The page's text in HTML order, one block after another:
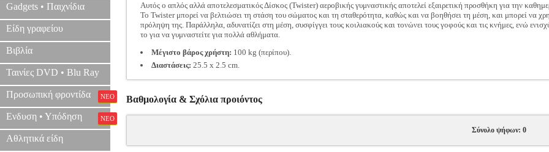
Gadgets • Παιχνίδια
Είδη γραφείου
Βιβλία
Ταινίες DVD • Blu Ray
Προσωπική φροντίδα ΝΕΟ
Ενδυση • Υπόδηση ΝΕΟ
Αθλητικά είδη
Αυτός ο απλός αλλά αποτελεσματικός Δίσκος (Twister) αεροβικής γυμναστικής αποτελεί εξαιρετική προσθήκη για την
Το Twister μπορεί να βελτιώσει τη στάση του σώματος και τη σταθερότητα, καθώς και να βοηθήσει τη μέση, και μπορεί να
πρόληψη της. Παράλληλα, αδυνατίζει στη μέση, συσφίγγει τους κοιλιακούς και τονώνει τους γοφούς και τις κνήμες, ενώ
το για να γυμναστείτε για πολλά αθλήματα.
Μέγιστο βάρος χρήστη: 100 kg (περίπου).
Διαστάσεις: 25.5 x 2.5 cm.
Βαθμολογία & Σχόλια προιόντος
Σύνολο ψήφων: 0